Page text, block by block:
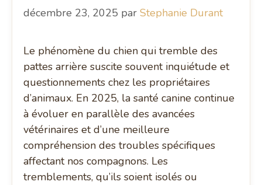
décembre 23, 2025 parStephanie Durant
Le phénomène du chien qui tremble des
pattes arrière suscite souvent inquiétude et
questionnements chez les propriétaires
d’animaux. En 2025, la santé canine continue
à évoluer en parallèle des avancées
vétérinaires et d’une meilleure
compréhension des troubles spécifiques
affectant nos compagnons. Les
tremblements, qu’ils soient isolés ou